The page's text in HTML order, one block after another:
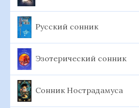
Русский сонник
Эзотерический сонник
Сонник Нострадамуса